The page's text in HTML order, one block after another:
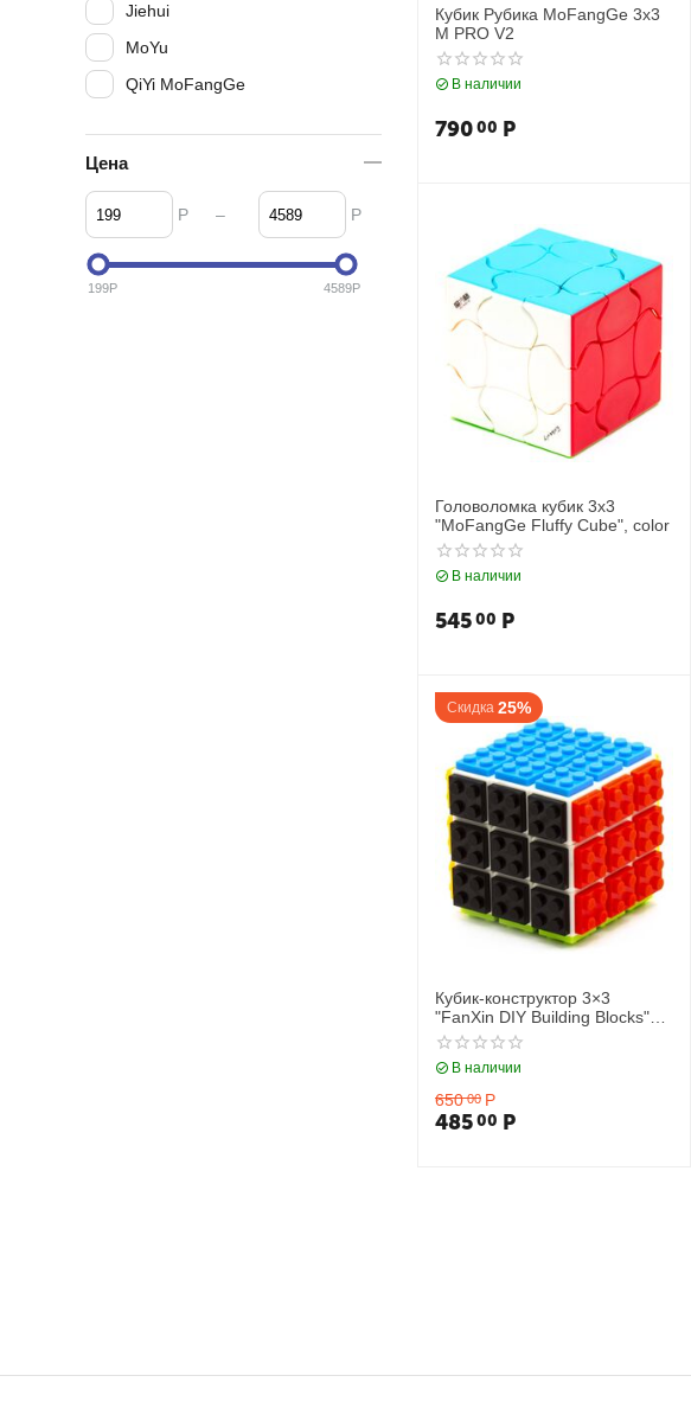
Кубик Рубика MoFangGe 3x3
M PRO V2
В наличии
79000 Р
Головоломка кубик 3х3
"MoFangGe Fluffy Cube", color
В наличии
54500 Р
Скидка 25%
Кубик-конструктор 3×3
"FanXin DIY Building Blocks"
(color)
В наличии
650 00 Р
48500 Р
Jiehui
MoYu
QiYi MoFangGe
Цена
Р – Р
199Р 4589Р